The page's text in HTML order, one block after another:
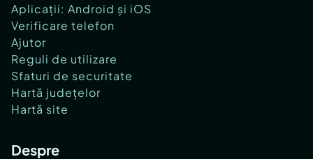
Aplicații: Android și iOS
Verificare telefon
Ajutor
Reguli de utilizare
Sfaturi de securitate
Hartă județelor
Hartă site
Despre